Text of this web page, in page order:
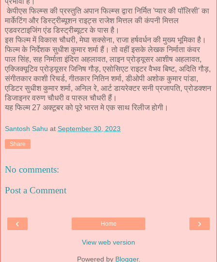
केपीएस फिल्म्स की प्रस्तुति अपान फिल्म्स द्वारा निर्मित 'प्यार की पॉलिसी' का
मार्केटिंग और डिस्ट्रीब्यूशन राइट्स राजेश मित्तल की कंपनी मित्तल
एडवरटाइजिंग एंड डिस्ट्रीब्यूटर के पास है।
इस फिल्म में विकास चौधरी, मेघा सक्सेना, राजा हर्षवर्धन की मुख्य भूमिका है।
फिल्म के निर्देशक सुधीश कुमार शर्मा हैं। तो वहीं इसके लेखक निर्माता कंवर
पाल सिंह, सह निर्माता इंदिरा अहलावत, लाइन प्रोड्यूसर आशीष अहलावत,
एक्जिक्यूटिव प्रोड्यूसर जिनिष गौड़, एसोसिएट राइटर वैभव बिष्ट, अदिति गौड़,
संगीतकार काशी रिचर्ड, गीतकार नितिन शर्मा, डीओपी अशोक कुमार पांडा,
एडिटर सुधीश कुमार शर्मा, अनिल रे, आर्ट डायरेक्टर सनी प्रजापति, प्रोडक्शन
डिजाइनर वरुण चौधरी व पारुल चौधरी हैं।
यह फिल्म 27 अक्टूबर को पूरे भारत मे एक साथ रिलीज होगी।
Santosh Sahu at September 30, 2023
Share
No comments:
Post a Comment
‹ ›
Home
View web version
Powered by Blogger.